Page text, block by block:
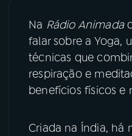
07ÚLTIMAS
Na Rádio Animada
falar sobre a Yoga,
técnicas que
respiração e
benefícios físicos e
Criada na Índia, há